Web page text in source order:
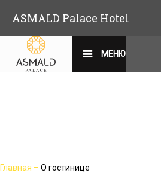
ASMALD Palace Hotel
МЕНЮ
Главная – О гостинице